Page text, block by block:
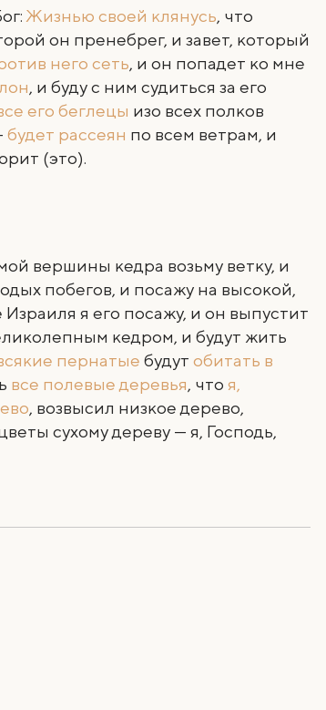
Жизнью своей клянусь, что
он пренебрег, и завет, который
него сеть, и он попадет ко мне
, и буду с ним судиться за его
его беглецы изо всех полков
будет рассеян по всем ветрам, и
(это).
вершины кедра возьму ветку, и
побегов, и посажу на высокой,
я его посажу, и он выпустит
кедром, и будут жить
пернатые будут обитать в
все полевые деревья, что я,
, возвысил низкое дерево,
сухому дереву — я, Господь,